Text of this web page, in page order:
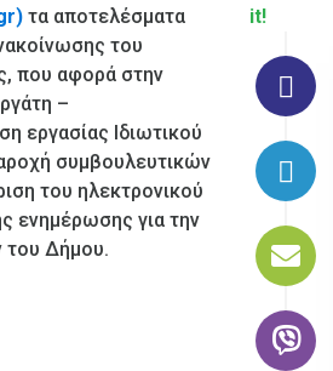
τα αποτελέσματα
του
που αφορά στην
–
εργασίας Ιδιωτικού
συμβουλευτικών
του ηλεκτρονικού
ενημέρωσης για την
του Δήμου.
it!